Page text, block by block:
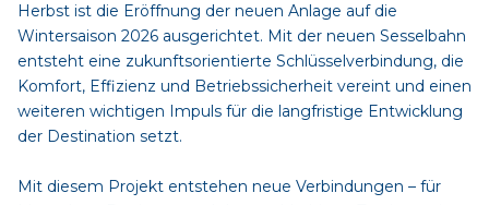
Herbst ist die Eröffnung der neuen Anlage auf die
Wintersaison 2026 ausgerichtet. Mit der neuen Sesselbahn
entsteht eine zukunftsorientierte Schlüsselverbindung, die
Komfort, Effizienz und Betriebssicherheit vereint und einen
weiteren wichtigen Impuls für die langfristige Entwicklung
der Destination setzt.
Mit diesem Projekt entstehen neue Verbindungen – für